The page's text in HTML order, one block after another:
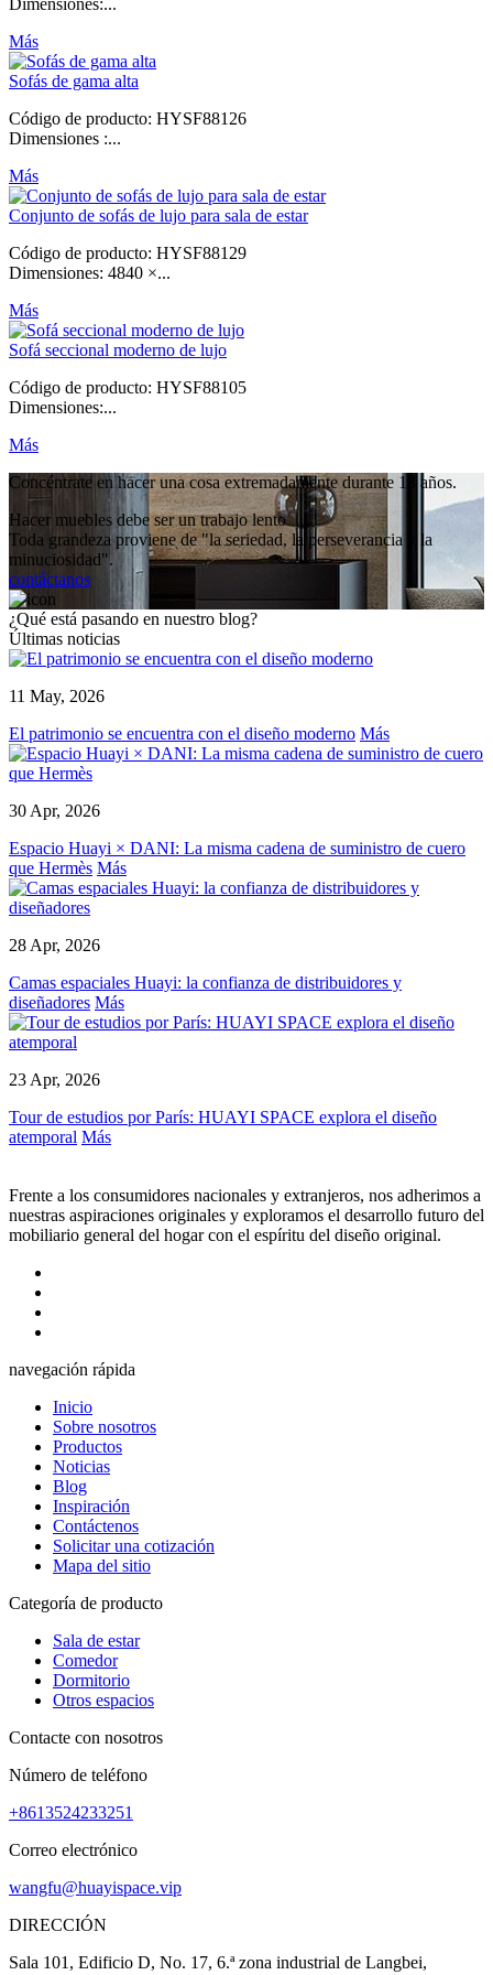
Más
Sofás de gama alta
Código de producto: HYSF88126
Dimensiones :...
Más
Conjunto de sofás de lujo para sala de estar
Código de producto: HYSF88129
Dimensiones: 4840 ×...
Más
Sofá seccional moderno de lujo
Código de producto: HYSF88105
Dimensiones:...
Más
Concéntrate en hacer una cosa extremadamente durante 18 años.
Hacer muebles debe ser un trabajo lento
Toda grandeza proviene de "la seriedad, la perseverancia y la
minuciosidad".
contáctanos
¿Qué está pasando en nuestro blog?
Últimas noticias
11 May, 2026
El patrimonio se encuentra con el diseño moderno Más
30 Apr, 2026
Espacio Huayi × DANI: La misma cadena de suministro de cuero
que Hermès Más
28 Apr, 2026
Camas espaciales Huayi: la confianza de distribuidores y
diseñadores Más
23 Apr, 2026
Tour de estudios por París: HUAYI SPACE explora el diseño
atemporal Más
Frente a los consumidores nacionales y extranjeros, nos adherimos a
nuestras aspiraciones originales y exploramos el desarrollo futuro del
mobiliario general del hogar con el espíritu del diseño original.
navegación rápida
Inicio
Sobre nosotros
Productos
Noticias
Blog
Inspiración
Contáctenos
Solicitar una cotización
Mapa del sitio
Categoría de producto
Sala de estar
Comedor
Dormitorio
Otros espacios
Contacte con nosotros
Número de teléfono
+8613524233251
Correo electrónico
wangfu@huayispace.vip
DIRECCIÓN
Sala 101, Edificio D, No. 17, 6.ª zona industrial de Langbei,